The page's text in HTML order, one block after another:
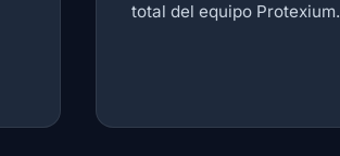
total del equipo Protexium.